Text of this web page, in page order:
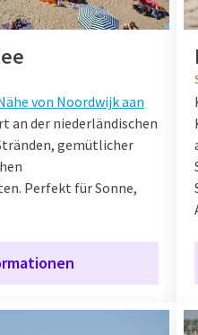
von Noordwijk aan
an der niederländischen
gemütlicher
Perfekt für Sonne,